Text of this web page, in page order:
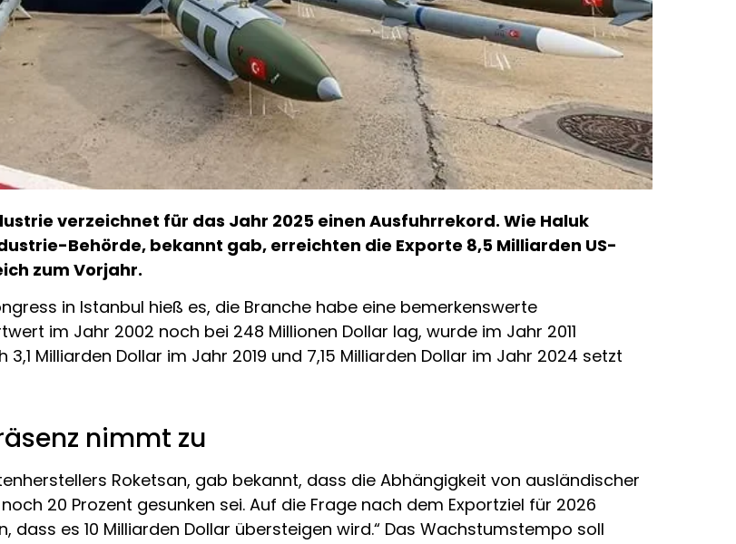
verzeichnet für das Jahr 2025 einen Ausfuhrrekord. Wie Haluk
Behörde, bekannt gab, erreichten die Exporte 8,5 Milliarden US-
zum Vorjahr.
in Istanbul hieß es, die Branche habe eine bemerkenswerte
im Jahr 2002 noch bei 248 Millionen Dollar lag, wurde im Jahr 2011
Milliarden Dollar im Jahr 2019 und 7,15 Milliarden Dollar im Jahr 2024 setzt
nimmt zu
Roketsan, gab bekannt, dass die Abhängigkeit von ausländischer
20 Prozent gesunken sei. Auf die Frage nach dem Exportziel für 2026
dass es 10 Milliarden Dollar übersteigen wird.“ Das Wachstumstempo soll